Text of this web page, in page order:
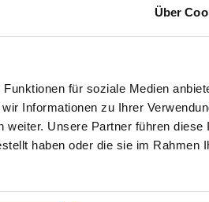
Über
für soziale Medien
Informationen zu Ihrer
Unsere Partner führen diese
haben oder die sie im Rahmen